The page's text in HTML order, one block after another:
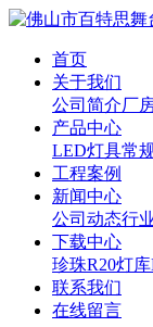
首页
关于我们
公司简介厂
产品中心
LED灯具常
工程案例
新闻中心
公司动态行
下载中心
珍珠R20灯库
联系我们
在线留言